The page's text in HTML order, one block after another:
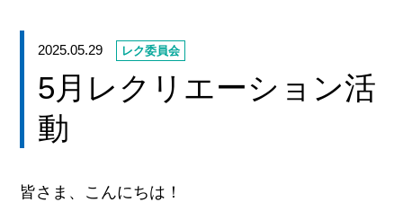
2025.05.29 レク委員会
5月レクリエーション活
動
皆さま、こんにちは！